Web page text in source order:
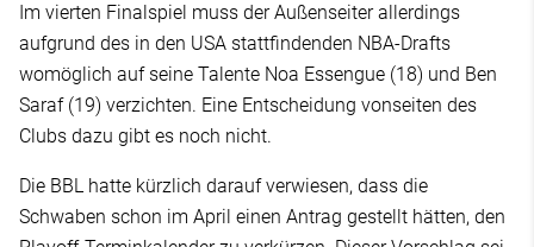
Im vierten Finalspiel muss der Außenseiter allerdings
aufgrund des in den USA stattfindenden NBA-Drafts
womöglich auf seine Talente Noa Essengue (18) und Ben
Saraf (19) verzichten. Eine Entscheidung vonseiten des
Clubs dazu gibt es noch nicht.
Die BBL hatte kürzlich darauf verwiesen, dass die
Schwaben schon im April einen Antrag gestellt hätten, den